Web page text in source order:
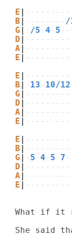
E
B
-------- /
G
- /5 -4 - 5
D
A
E
E
B
- 13 - 10/12
G
D
A
E
E
B
G
- 5 -4 - 5 - 7
D
A
E